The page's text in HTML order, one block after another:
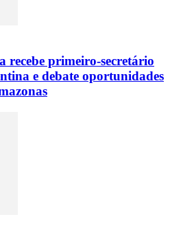
primeiro-secretário
e debate oportunidades